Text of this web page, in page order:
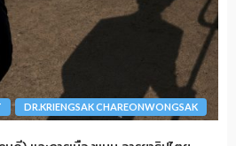
DR.KRIENGSAK CHAREONWONGSAK